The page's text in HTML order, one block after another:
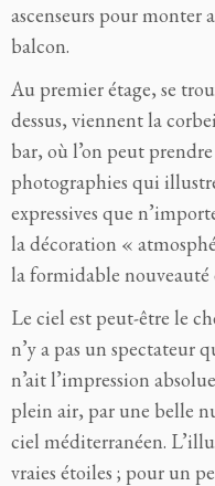
ascenseurs pour monter
balcon.
Au premier étage, se
dessus, viennent la
bar, où l’on peut
photographies qui
expressives que
la décoration «
la formidable
Le ciel est peut-être le
n’y a pas un spectateur
n’ait l’impression
plein air, par une belle
ciel méditerranéen.
vraies étoiles ; pour un